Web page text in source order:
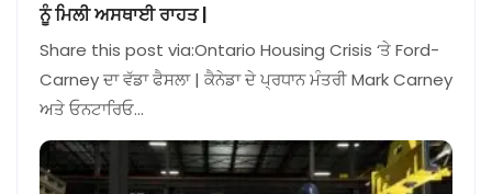
ਨੂੰ ਮਿਲੀ ਅਸਥਾਈ ਰਾਹਤ |
Share this post via:Ontario Housing Crisis ‘ਤੇ Ford-
Carney ਦਾ ਵੱਡਾ ਫੈਸਲਾ | ਕੈਨੇਡਾ ਦੇ ਪ੍ਰਧਾਨ ਮੰਤਰੀ Mark Carney
ਅਤੇ ਓਨਟਾਰਿਓ…